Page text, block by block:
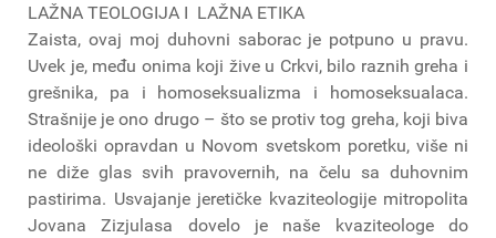
LAŽNA TEOLOGIJA I LAŽNA ETIKA
Zaista, ovaj moj duhovni saborac je potpuno u pravu.
Uvek je, među onima koji žive u Crkvi, bilo raznih greha i
grešnika, pa i homoseksualizma i homoseksualaca.
Strašnije je ono drugo – što se protiv tog greha, koji biva
ideološki opravdan u Novom svetskom poretku, više ni
ne diže glas svih pravovernih, na čelu sa duhovnim
pastirima. Usvajanje jeretičke kvaziteologije mitropolita
Jovana Zizjulasa dovelo je naše kvaziteologe do